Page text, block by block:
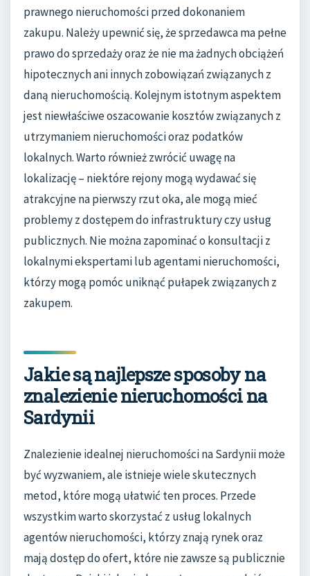
prawnego nieruchomości przed dokonaniem
zakupu. Należy upewnić się, że sprzedawca ma pełne
prawo do sprzedaży oraz że nie ma żadnych obciążeń
hipotecznych ani innych zobowiązań związanych z
daną nieruchomością. Kolejnym istotnym aspektem
jest niewłaściwe oszacowanie kosztów związanych z
utrzymaniem nieruchomości oraz podatków
lokalnych. Warto również zwrócić uwagę na
lokalizację – niektóre rejony mogą wydawać się
atrakcyjne na pierwszy rzut oka, ale mogą mieć
problemy z dostępem do infrastruktury czy usług
publicznych. Nie można zapominać o konsultacji z
lokalnymi ekspertami lub agentami nieruchomości,
którzy mogą pomóc uniknąć pułapek związanych z
zakupem.
Jakie są najlepsze sposoby na
znalezienie nieruchomości na
Sardynii
Znalezienie idealnej nieruchomości na Sardynii może
być wyzwaniem, ale istnieje wiele skutecznych
metod, które mogą ułatwić ten proces. Przede
wszystkim warto skorzystać z usług lokalnych
agentów nieruchomości, którzy znają rynek oraz
mają dostęp do ofert, które nie zawsze są publicznie